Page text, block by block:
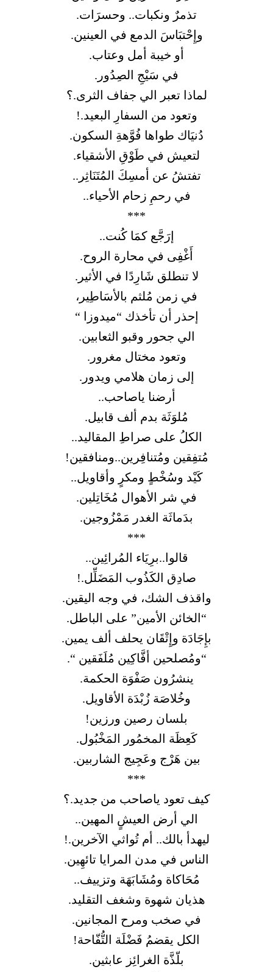
تذمرٌ ونكبات.. وحسرَات.
وإِحْتبَاسَ الدمع في العينين.
أو خيبة أمل وعتاب.
في سَيْجِ الصِدُور.
لماذا تعبر الي جفاف الثرى.؟
وتعود من السفارِ البعيد.!
دُنيَاك طواها فُوَّهةِ السكون.
لتعيش في طَوْقِ الأشقياء.
تفتشُ عن أمسِكَ المُتَنَاثِر..
في رحمِ زحام الأحياء..
***
إرَجَّع كمَا كُنت..
أَغْفِى في محارة الروح.
لا تنطلق شَارِدًا في الأثير.
في زمن مُلثم بالأسَاطِير،
إحذر أن تأخذك “ميدوزا “
الي جحور وقبو الثعابين.
وتعود مختال مغرور.
إلى زمان هلامي ويدور.
أرضنا ياصاحب..
مُلوَثَة بدم ألف قابيل.
الكلُ على صراطِ المقاليد..
مُتفِقين ومُتنافِرين..ومنافقين!
كَيْد وسُخْطٍ ومكرٍ وأقاويل..
في شر الأهوال مُخَاتِلين.
بدَماثَة الغدر مَمْزُوجين.
***
قالوا..برِيَاء المُرائِين..
صادِق الكَذُوب المَضَلِّل.!
واقذف الشك، في وجه اليقين.
“الخائن الأمين” على الباطل.
بإِجَادَة وإِتْقَان يحلف ألف يمين.
“ومُصلحين أفَّاكِين مُلَفَقين “.
ينشرُون صَفْوَة الحكمة.
وخُلاصَة زُبْدَة الأقاويل.
بلسان رصين ورزين!
كَعِظَة المخمُور المَخْبُول.
بين هَرْج وعَجِيج الشاربين.
***
كيف تعود ياصاحب من جديد.؟
الي أرض العيشٍ المهين..
ليهدأ بالك.. أم تُواثي الآخرين.!
الناس في مدن المرايا تائهِين.
مُحَاكاة ومُشَابَهَة وتزييف..
هذيان شهوة وشغف التقليد.
في صخب ومرح المجانين.
الكل يقضمُ فَضْلَة التُّفّاحة!
بلّذَّة الغرائِز عابثين.